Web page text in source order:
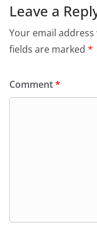
Leave a
Your email
fields are marked *
Comment*